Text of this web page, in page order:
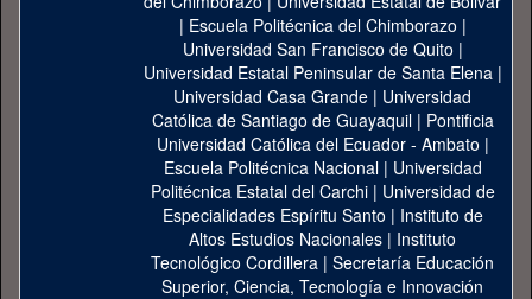
| Escuela Politécnica del Chimborazo |
Universidad San Francisco de Quito |
Universidad Estatal Peninsular de Santa Elena|
Universidad Casa Grande | Universidad
Católica de Santiago de Guayaquil| Pontificia
Universidad Católica del Ecuador - Ambato |
Escuela Politécnica Nacional| Universidad
Politécnica Estatal del Carchi| Universidad de
Especialidades Espíritu Santo | Instituto de
Altos Estudios Nacionales | Instituto
Tecnológico Cordillera | Secretaría Educación
Superior, Ciencia, Tecnología e Innovación